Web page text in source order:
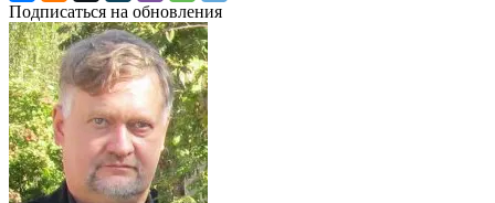
Подписаться на обновления